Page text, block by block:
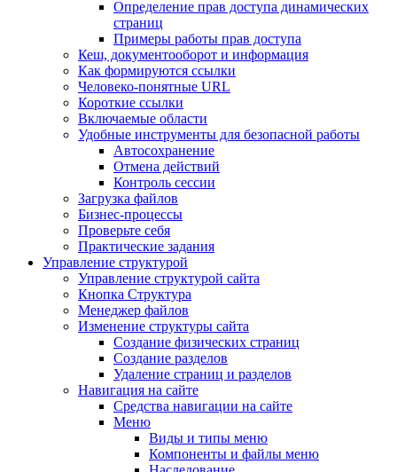
Определение прав доступа динамических
страниц
Примеры работы прав доступа
Кеш, документооборот и информация
Как формируются ссылки
Человеко-понятные URL
Короткие ссылки
Включаемые области
Удобные инструменты для безопасной работы
Автосохранение
Отмена действий
Контроль сессии
Загрузка файлов
Бизнес-процессы
Проверьте себя
Практические задания
Управление структурой
Управление структурой сайта
Кнопка Структура
Менеджер файлов
Изменение структуры сайта
Создание физических страниц
Создание разделов
Удаление страниц и разделов
Навигация на сайте
Средства навигации на сайте
Меню
Виды и типы меню
Компоненты и файлы меню